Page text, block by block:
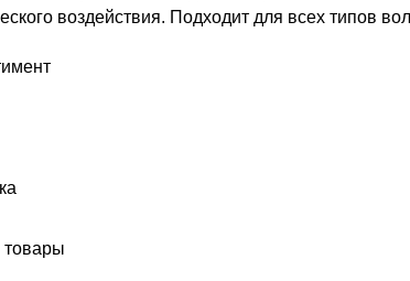
воздействия. Подходит для всех типов
товары